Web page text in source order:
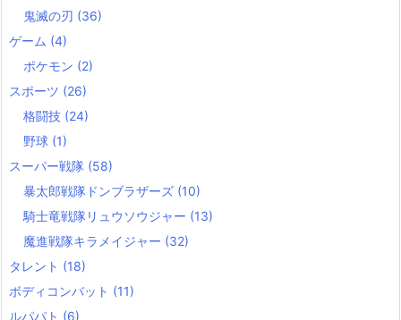
鬼滅の刃 (36)
ゲーム (4)
ポケモン (2)
スポーツ (26)
格闘技 (24)
野球 (1)
スーパー戦隊 (58)
暴太郎戦隊ドンブラザーズ (10)
騎士竜戦隊リュウソウジャー (13)
魔進戦隊キラメイジャー (32)
タレント (18)
ボディコンバット (11)
ルパパト (6)